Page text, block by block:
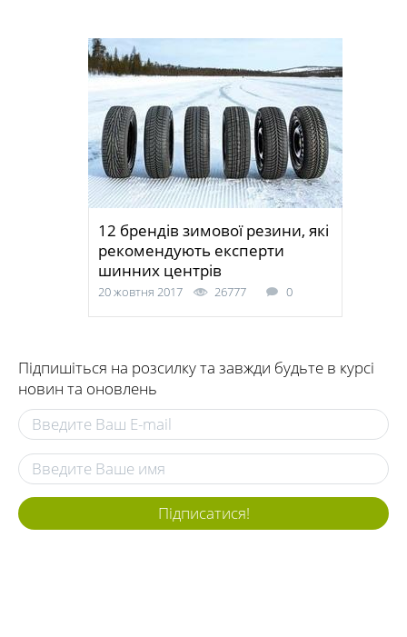
12 брендів зимової резини, які
рекомендують експерти
шинних центрів
20 жовтня 2017 26777 0
Підпишіться на розсилку та завжди будьте в курсі
новин та оновлень
Підписатися!